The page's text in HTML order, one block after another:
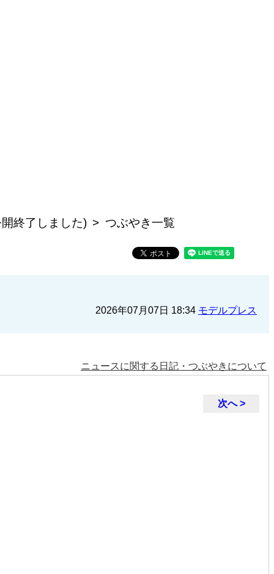
終了しました) つぶやき一覧
2026年07月07日 18:34 モデルプレス
ニュースに関する日記・つぶやきについて
次へ >